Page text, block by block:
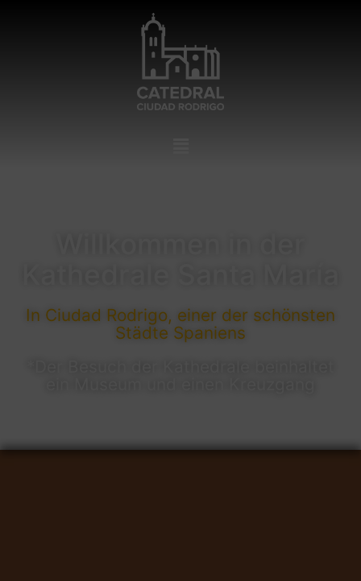
In Ciudad Rodrigo, einer der schönsten
Städte Spaniens